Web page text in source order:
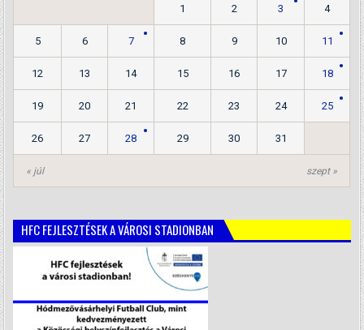
« júl szept »
1 2 3 4
5 6 7 8 9 10 11
12 13 14 15 16 17 18
19 20 21 22 23 24 25
26 27 28 29 30 31
HFC FEJLESZTÉSEK A VÁROSI STADIONBAN